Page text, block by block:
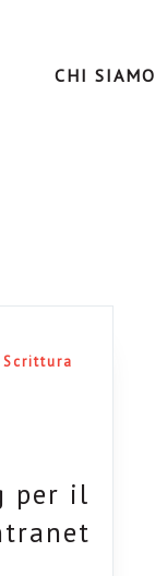
CHI SIAMO
Scrittura
per il